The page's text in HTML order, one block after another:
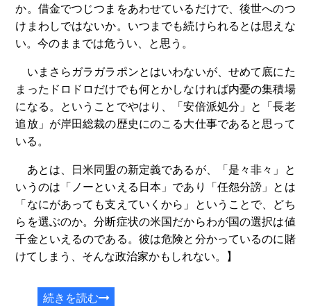
か。借金でつじつまをあわせているだけで、後世へのつ
けまわしではないか。いつまでも続けられるとは思えな
い。今のままでは危うい、と思う。
いまさらガラガラポンとはいわないが、せめて底にた
まったドロドロだけでも何とかしなければ内憂の集積場
になる。ということでやはり、「安倍派処分」と「長老
追放」が岸田総裁の歴史にのこる大仕事であると思って
いる。
あとは、日米同盟の新定義であるが、「是々非々」と
いうのは「ノーといえる日本」であり「任怨分謗」とは
「なにがあっても支えていくから」ということで、どち
らを選ぶのか。分断症状の米国だからわが国の選択は値
千金といえるのである。彼は危険と分かっているのに賭
けてしまう、そんな政治家かもしれない。】
続きを読む